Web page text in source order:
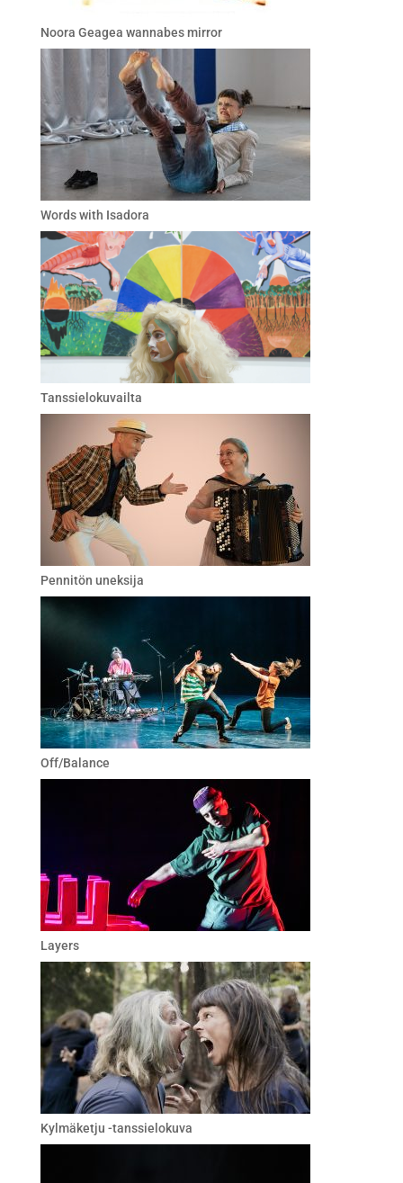
Noora Geagea wannabes mirror
Words with Isadora
Tanssielokuvailta
Pennitön uneksija
Off/Balance
Layers
Kylmäketju -tanssielokuva